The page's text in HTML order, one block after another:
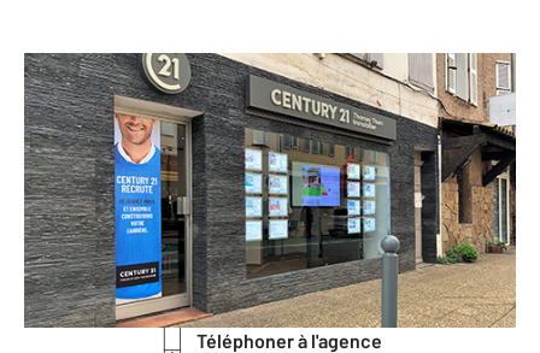
CENTURY 21 Thomas Thum
Immobilier
15 rue Gambetta
COGOLIN - 83310
Envoyer un message
Téléphoner à l'agence